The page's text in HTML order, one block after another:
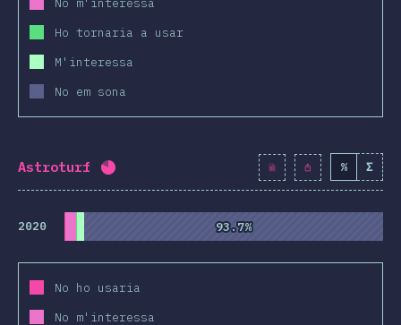
No m'interessa
Ho tornaria a usar
M'interessa
No em sona
Astroturf Percentatge completat: 80.7 % (9271
% Σ
2020 93.7%
93.7%
No ho usaria
No m'interessa